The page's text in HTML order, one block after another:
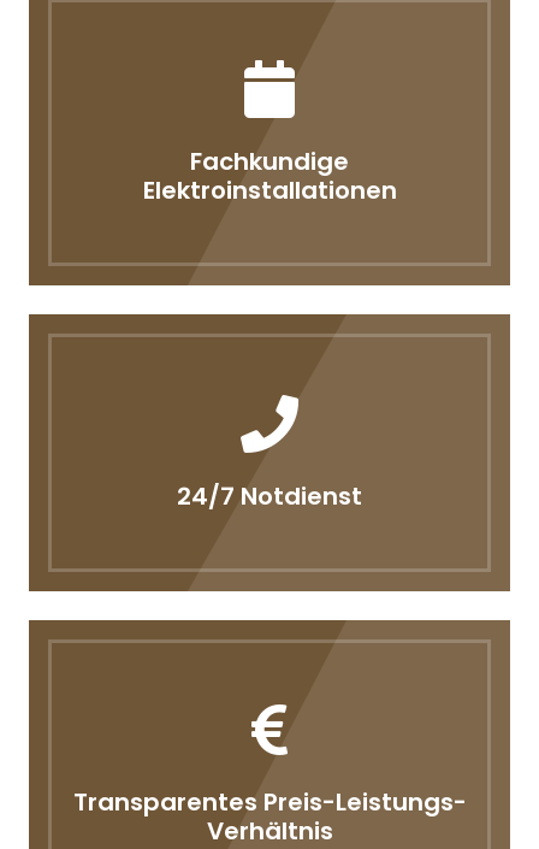
Fachkundige
Elektroinstallationen
24/7 Notdienst
Transparentes Preis-Leistungs-
Verhältnis